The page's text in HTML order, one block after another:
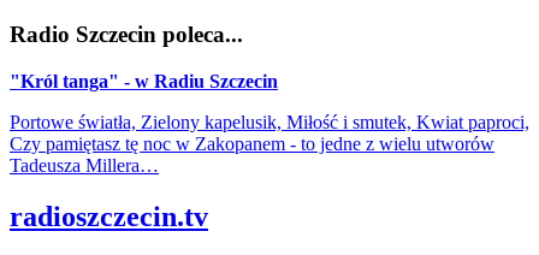
Radio Szczecin poleca...
"Król tanga" - w Radiu Szczecin
Portowe światła, Zielony kapelusik, Miłość i smutek, Kwiat paproci,
Czy pamiętasz tę noc w Zakopanem - to jedne z wielu utworów
Tadeusza Millera…
radioszczecin.tv